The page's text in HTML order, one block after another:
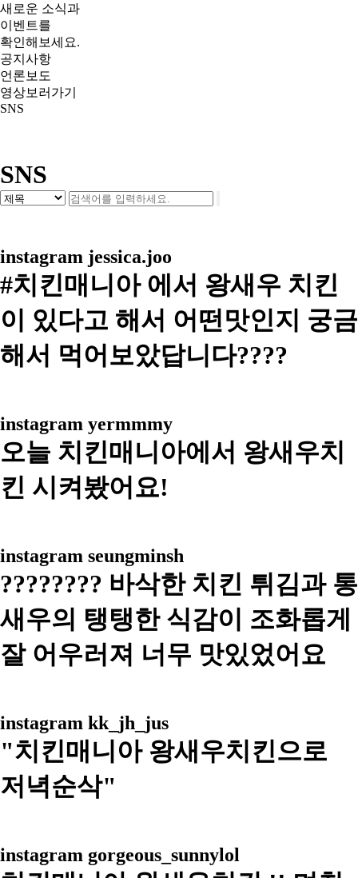
새로운 소식과
이벤트를
확인해보세요.
공지사항
언론보도
영상보러가기
SNS
SNS
instagram jessica.joo
#치킨매니아 에서 왕새우 치킨
이 있다고 해서 어떤맛인지 궁금
해서 먹어보았답니다????
instagram yermmmy
오늘 치킨매니아에서 왕새우치
킨 시켜봤어요!
instagram seungminsh
???????? 바삭한 치킨 튀김과 통
새우의 탱탱한 식감이 조화롭게
잘 어우러져 너무 맛있었어요
instagram kk_jh_jus
"치킨매니아 왕새우치킨으로
저녁순삭"
instagram gorgeous_sunnylol